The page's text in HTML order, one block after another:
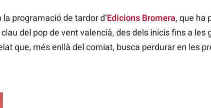
programació de tardor d’Edicions Bromera, que ha
del pop de vent valencià, des dels inicis fins a
que, més enllà del comiat, busca perdurar en les